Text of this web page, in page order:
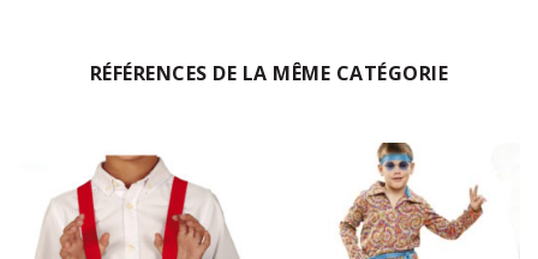
RÉFÉRENCES DE LA MÊME CATÉGORIE